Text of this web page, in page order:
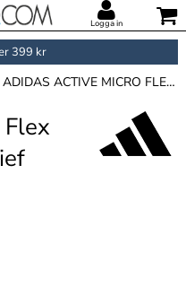
Logga in
399 kr
ADIDAS ACTIVE MICRO FLEX ERGONOMIC BOXER BRIEF